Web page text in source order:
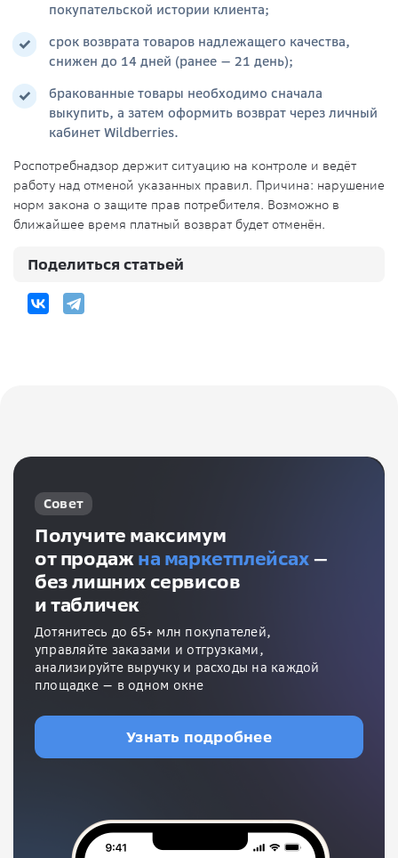
покупательской истории клиента;
срок возврата товаров надлежащего качества,
снижен до 14 дней (ранее — 21 день);
бракованные товары необходимо сначала
выкупить, а затем оформить возврат через личный
кабинет Wildberries.
Роспотребнадзор держит ситуацию на контроле и ведёт
работу над отменой указанных правил. Причина: нарушение
норм закона о защите прав потребителя. Возможно в
ближайшее время платный возврат будет отменён.
Поделиться статьей
Совет
Получите максимум
от продаж на маркетплейсах—
без лишних сервисов
и табличек
Дотянитесь до 65+ млн покупателей,
управляйте заказами и отгрузками,
анализируйте выручку и расходы на каждой
площадке — в одном окне
Узнать подробнее